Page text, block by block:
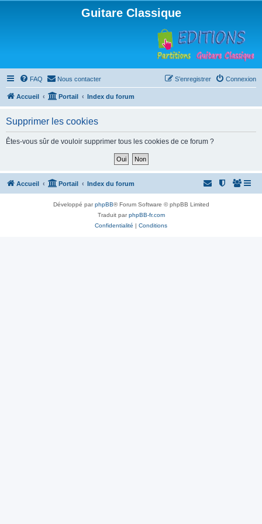
Guitare Classique
FAQ Nous contacter Connexion
S’enregistrer
Accueil Portail Index du forum
Supprimer les cookies
Êtes-vous sûr de vouloir supprimer tous les cookies de ce forum ?
Accueil Portail Index du forum
Développé parphpBB® Forum Software © phpBB Limited
Traduit parphpBB-fr.com
Confidentialité | Conditions